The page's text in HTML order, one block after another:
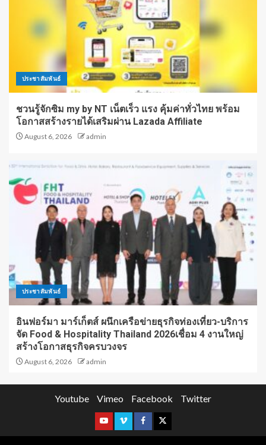
ประชาสัมพันธ์
ชวนรู้จักซิม my by NT เน็ตเร็ว แรง คุ้มค่าทั่วไทย พร้อม
โอกาสสร้างรายได้เสริมผ่าน Lazada Affiliate
August 6, 2026 admin
ประชาสัมพันธ์
อินฟอร์มา มาร์เก็ตส์ ผนึกเครือข่ายธุรกิจท่องเที่ยว-บริการ
จัด Food & Hospitality Thailand 2026เชื่อม 4 งานใหญ่
สร้างโอกาสธุรกิจครบวงจร
August 6, 2026 admin
Youtube Vimeo Facebook Twitter